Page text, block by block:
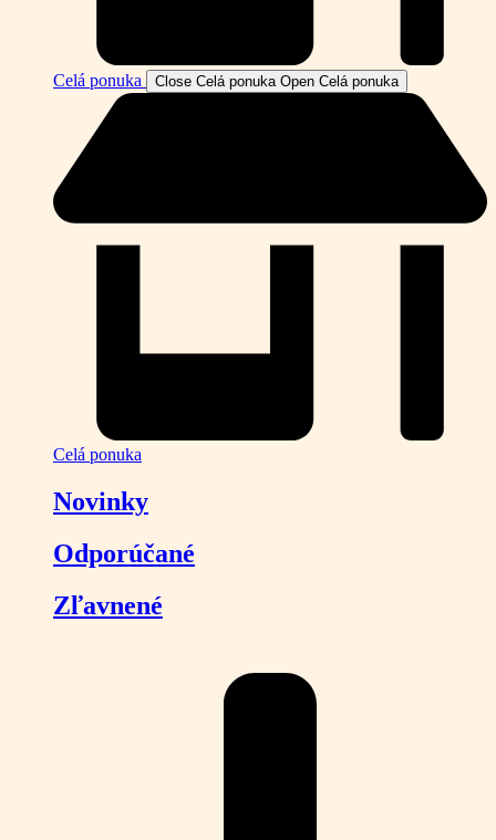
Celá ponuka Close Celá ponuka Open Celá ponuka
Celá ponuka
Novinky
Odporúčané
Zľavnené